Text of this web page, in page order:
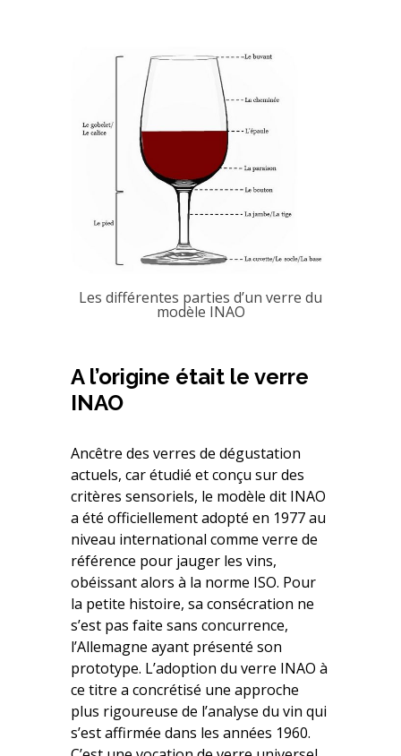
Les différentes parties d’un verre du
modèle INAO
A l’origine était le verre
INAO
Ancêtre des verres de dégustation
actuels, car étudié et conçu sur des
critères sensoriels, le modèle dit INAO
a été officiellement adopté en 1977 au
niveau international comme verre de
référence pour jauger les vins,
obéissant alors à la norme ISO. Pour
la petite histoire, sa consécration ne
s’est pas faite sans concurrence,
l’Allemagne ayant présenté son
prototype. L’adoption du verre INAO à
ce titre a concrétisé une approche
plus rigoureuse de l’analyse du vin qui
s’est affirmée dans les années 1960.